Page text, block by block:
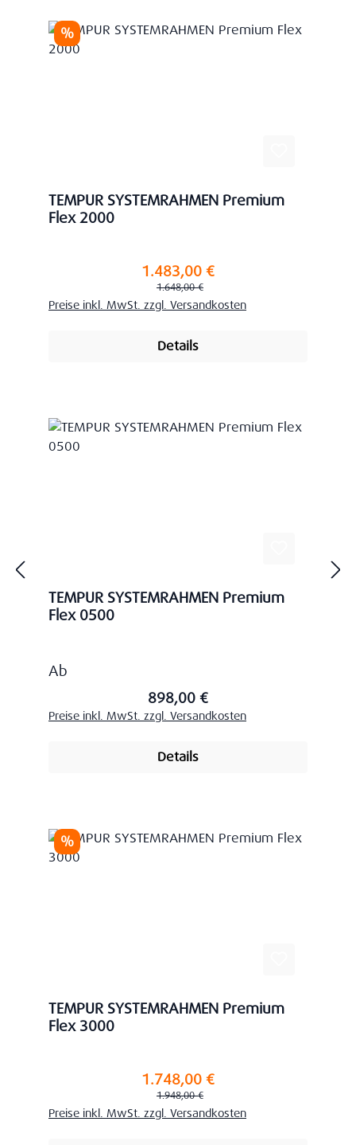
Rabatt
%
TEMPUR SYSTEMRAHMEN Premium
Flex 2000
Verkaufspreis:1.483,00 €
Regulärer Preis:
1.648,00 €
Preise inkl. MwSt. zzgl. Versandkosten
Details
TEMPUR SYSTEMRAHMEN Premium
Flex 0500
Regulärer Preis:
Ab
898,00 €
Preise inkl. MwSt. zzgl. Versandkosten
Details
Rabatt
%
TEMPUR SYSTEMRAHMEN Premium
Flex 3000
Verkaufspreis:1.748,00 €
Regulärer Preis:
1.948,00 €
Preise inkl. MwSt. zzgl. Versandkosten